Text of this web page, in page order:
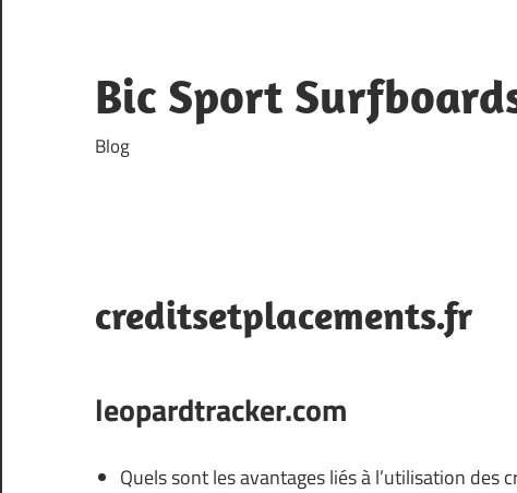
content
Bic Sport
Blog
creditsetplacements.fr
leopardtracker.com
Quels sont les avantages liés à l’utilisation des